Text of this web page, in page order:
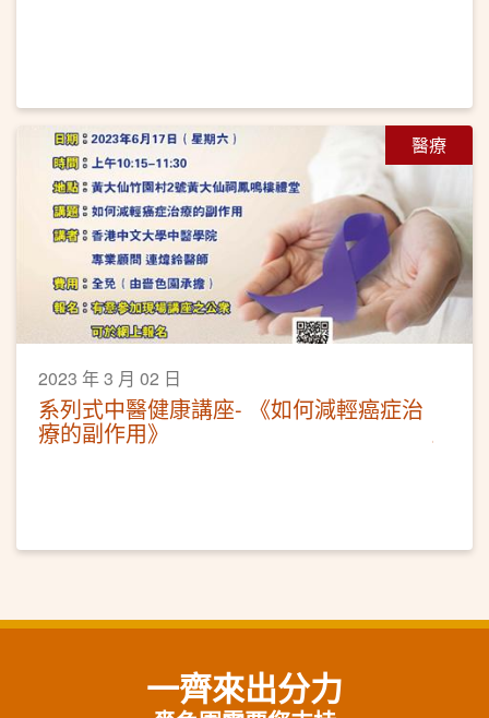
醫療
2023 年 3 月 02 日
系列式中醫健康講座- 《如何減輕癌症治
療的副作用》
一齊來出分力